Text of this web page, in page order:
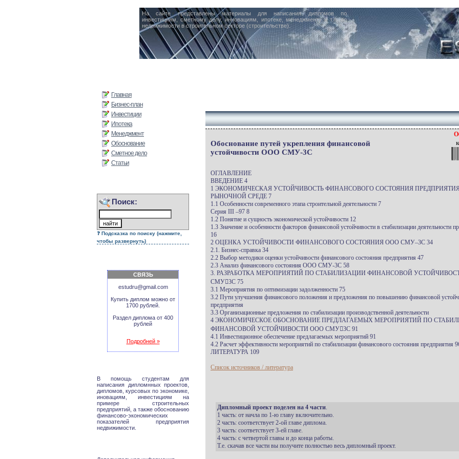
На сайте представлены материалы для написания дипломов по
инвестициям, сметному делу, инновациям, ипотеке, менеджменту и т.п. по
недвижимости в строительном секторе (строительстве).
Главная
Бизнес-план
Инвестиции
Ипотека
Менеджмент
Обоснование
Сметное дело
Статьи
Поиск:
Подсказка по поиску (нажмите,
чтобы развернуть)
СВЯЗЬ
estudru@gmail.com
Купить диплом можно от
1700 рублей.
Раздел диплома от 400
рублей
Подробней »
В помощь студентам для
написания дипломнных проектов,
дипломов, курсовых по экономике,
иновациям, инвестициям на
примере строительных
предприятий, а также обоснованию
финансово-экономических
показателей предприятия
недвижимости.
Обоснование путей укрепления финансовой
устойчивости ООО СМУ-3С
ОГЛАВЛЕНИЕ
ВВЕДЕНИЕ 4
1 ЭКОНОМИЧЕСКАЯ УСТОЙЧИВОСТЬ ФИНАНСОВОГО СОСТОЯНИЯ
РЫНОЧНОЙ СРЕДЕ 7
1.1 Особенности современного этапа строительной деятельности 7
Серия III –97 8
1.2 Понятие и сущность экономической устойчивости 12
1.3 Значение и особенности факторов финансовой устойчивости в стабилизации деятельности
16
2 ОЦЕНКА УСТОЙЧИВОСТИ ФИНАНСОВОГО СОСТОЯНИЯ ООО СМУ–3С 34
2.1. Бизнес-справка 34
2.2 Выбор методики оценки устойчивости финансового состояния предприятия 47
2.3 Анализ финансового состояния ООО СМУ-3С 58
3. РАЗРАБОТКА МЕРОПРИЯТИЙ ПО СТАБИЛИЗАЦИИ ФИНАНСОВОЙ
СМУ3С 75
3.1 Мероприятия по оптимизации задолженности 75
3.2 Пути улучшения финансового положения и предложения по повышению финансовой
предприятия
3.3 Организационные предложения по стабилизации производственной деятельности
4 ЭКОНОМИЧЕСКОЕ ОБОСНОВАНИЕ ПРЕДЛАГАЕМЫХ МЕРОПРИЯТИЙ ПО
ФИНАНСОВОЙ УСТОЙЧИВОСТИ ООО СМУ3С 91
4.1 Инвестиционное обеспечение предлагаемых мероприятий 91
4.2 Расчет эффективности мероприятий по стабилизации финансового состояния предприятия
ЛИТЕРАТУРА 109
Список источников / литература
Дипломный проект поделен на 4 части.
1 часть: от начла по 1-ю главу включительно.
2 часть: соответствует 2-ой главе диплома.
3 часть: соответствует 3-ей главе.
4 часть: с четвертой главы и до конца работы.
Т.е. скачав все части вы получите полностью весь дипломный проект.